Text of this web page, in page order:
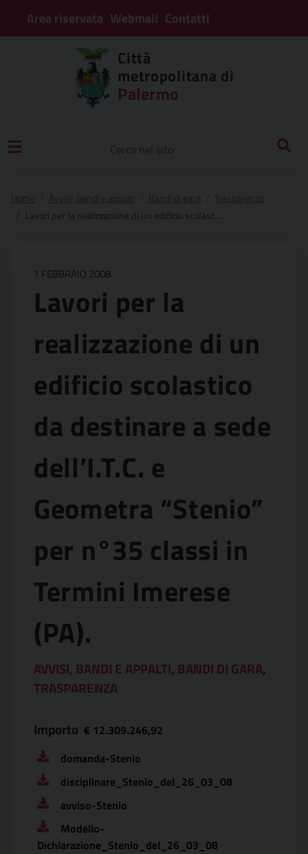
Area riservata Webmail Contatti
Città
metropolitana di
Palermo
1 FEBBRAIO 2008
Lavori per la
realizzazione di un
edificio scolastico
da destinare a sede
dell’I.T.C. e
Geometra “Stenio”
per n°35 classi in
Termini Imerese
(PA).
AVVISI, BANDI E APPALTI, BANDI DI GARA,
TRASPARENZA
Importo € 12.309.246,92
domanda-Stenio
disciplinare_Stenio_del_26_03_08
avviso-Stenio
Modello-
Dichiarazione_Stenio_del_26_03_08